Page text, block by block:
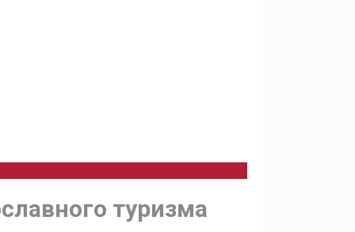
туризма